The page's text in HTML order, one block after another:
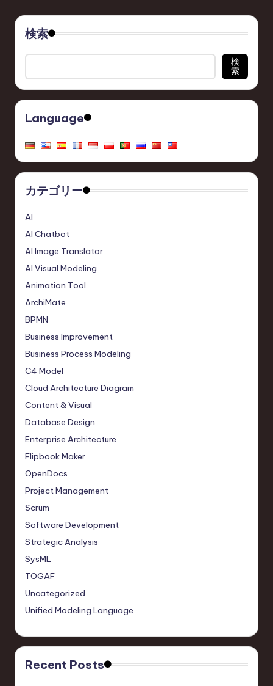
検索
検
索
Language
カテゴリー
AI
AI Chatbot
AI Image Translator
AI Visual Modeling
Animation Tool
ArchiMate
BPMN
Business Improvement
Business Process Modeling
C4 Model
Cloud Architecture Diagram
Content & Visual
Database Design
Enterprise Architecture
Flipbook Maker
OpenDocs
Project Management
Scrum
Software Development
Strategic Analysis
SysML
TOGAF
Uncategorized
Unified Modeling Language
Recent Posts